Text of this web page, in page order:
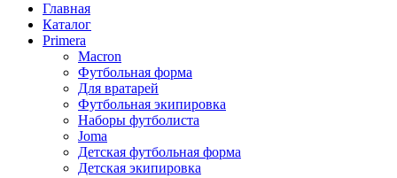
Главная
Каталог
Primera
Macron
Футбольная форма
Для вратарей
Футбольная экипировка
Наборы футболиста
Joma
Детская футбольная форма
Детская экипировка